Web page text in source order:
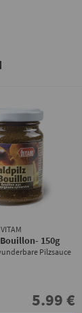
VITAM
- 150g
Pilzsauce
5.99 €